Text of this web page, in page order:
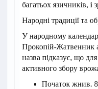
багатьох язичників,
Народні традиції та
У народному
Прокопій-Жатвенник
назва підказує, що
активного збору
Початок жнив. 8